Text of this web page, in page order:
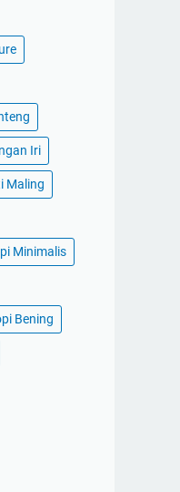
Iri
Maling
Minimalis
Bening